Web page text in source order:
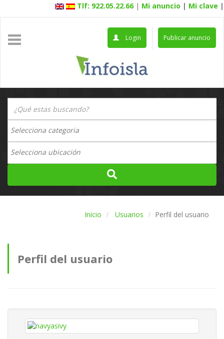
Tlf: 922.05.22.66 | Mi anuncio | Mi clave |
Publicar anuncio
Login
Inicio Usuarios Perfil del usuario
Perfil del usuario